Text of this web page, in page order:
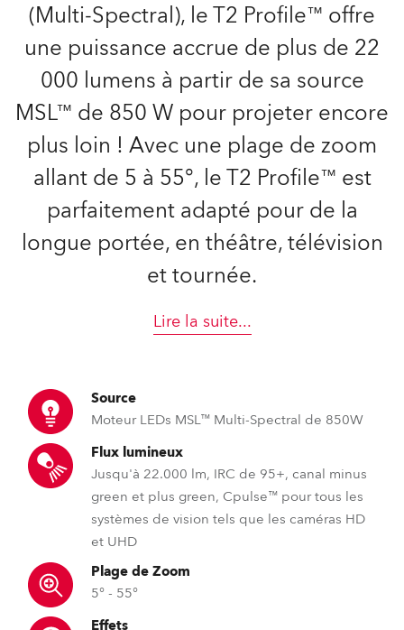
(Multi-Spectral), le T2 Profile™ offre
une puissance accrue de plus de 22
000 lumens à partir de sa source
MSL™ de 850 W pour projeter encore
plus loin ! Avec une plage de zoom
allant de 5 à 55°, le T2 Profile™ est
parfaitement adapté pour de la
longue portée, en théâtre, télévision
et tournée.
Lire la suite...
Source
Moteur LEDs MSL™ Multi-Spectral de 850W
Flux lumineux
Jusqu'à 22.000 lm, IRC de 95+, canal minus
green et plus green, Cpulse™ pour tous les
systèmes de vision tels que les caméras HD
et UHD
Plage de Zoom
5° - 55°
Effets